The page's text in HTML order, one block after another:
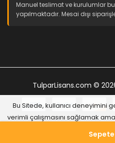
Sepete
Manuel teslimat ve kurulumlar
yapılmaktadır. Mesai dışı
TulparLisans.com ©
Bu Sitede, kullanıcı deneyimini
verimli çalışmasını sağlamak
Evet,